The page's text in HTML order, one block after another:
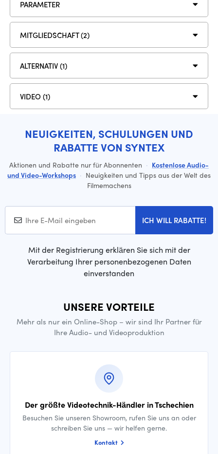
PARAMETER
MITGLIEDSCHAFT (2)
ALTERNATIV (1)
VIDEO (1)
NEUIGKEITEN, SCHULUNGEN UND
RABATTE VON SYNTEX
Aktionen und Rabatte nur für Abonnenten · Kostenlose Audio-
und Video-Workshops · Neuigkeiten und Tipps aus der Welt des
Filmemachens
ICH WILL RABATTE!
Mit der Registrierung erklären Sie sich mit der
Verarbeitung Ihrer personenbezogenen Daten
einverstanden
UNSERE VORTEILE
Mehr als nur ein Online-Shop – wir sind Ihr Partner für
Ihre Audio- und Videoproduktion
Der größte Videotechnik-Händler in Tschechien
Besuchen Sie unseren Showroom, rufen Sie uns an oder
schreiben Sie uns — wir helfen gerne.
Kontakt